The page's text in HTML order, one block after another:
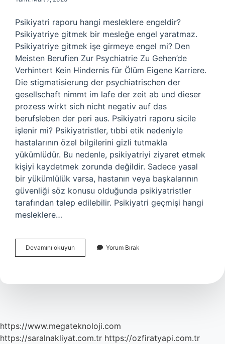
Psikiyatri raporu hangi mesleklere engeldir?
Psikiyatriye gitmek bir mesleğe engel yaratmaz.
Psikiyatriye gitmek işe girmeye engel mi? Den
Meisten Berufien Zur Psychiatrie Zu Gehen’de
Verhintert Kein Hindernis für Ölüm Eigene Karriere.
Die stigmatisierung der psychiatrischen der
gesellschaft nimmt im lafe der zeit ab und dieser
prozess wirkt sich nicht negativ auf das
berufsleben der peri aus. Psikiyatri raporu sicile
işlenir mi? Psikiyatristler, tıbbi etik nedeniyle
hastalarının özel bilgilerini gizli tutmakla
yükümlüdür. Bu nedenle, psikiyatriyi ziyaret etmek
kişiyi kaydetmek zorunda değildir. Sadece yasal
bir yükümlülük varsa, hastanın veya başkalarının
güvenliği söz konusu olduğunda psikiyatristler
tarafından talep edilebilir. Psikiyatri geçmişi hangi
mesleklere…
Devamını okuyun Psikiyatri
Raporu
Engel
Yorum Bırak
https://www.megateknoloji.com
https://saralnakliyat.com.tr https://ozfiratyapi.com.tr